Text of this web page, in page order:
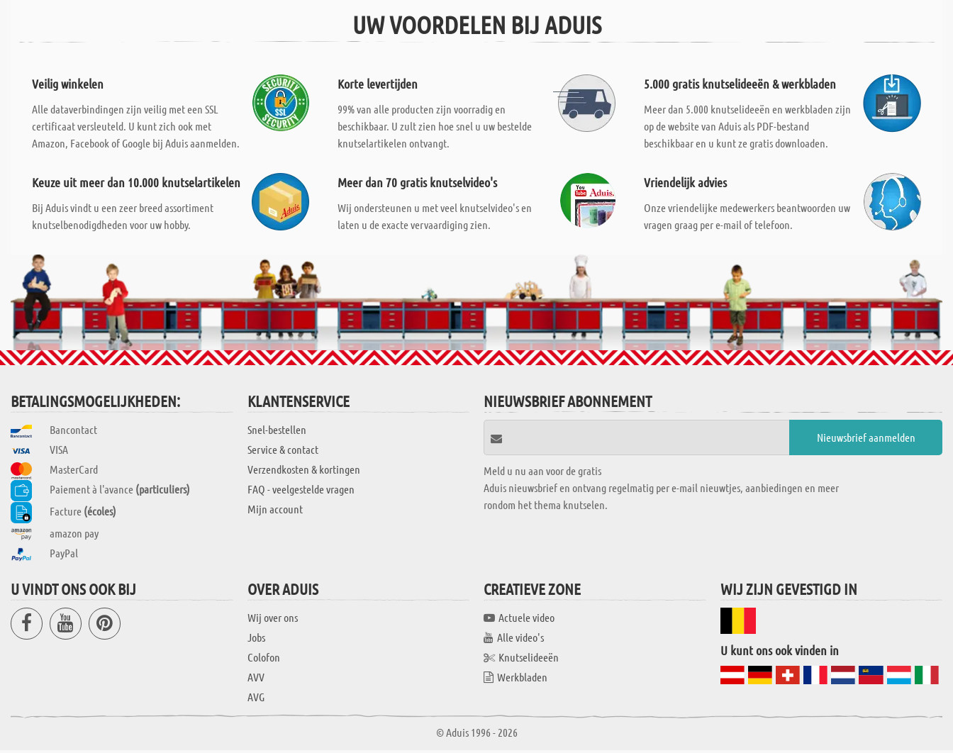
UW VOORDELEN BIJ ADUIS
Veilig winkelen
Alle dataverbindingen zijn veilig met een SSL
certificaat versleuteld. U kunt zich ook met
Amazon, Facebook of Google bij Aduis aanmelden.
Korte levertijden
99% van alle producten zijn voorradig en
beschikbaar. U zult zien hoe snel u uw bestelde
knutselartikelen ontvangt.
5.000 gratis knutselideeën & werkbladen
Meer dan 5.000 knutselideeën en werkbladen zijn
op de website van Aduis als PDF-bestand
beschikbaar en u kunt ze gratis downloaden.
Keuze uit meer dan 10.000 knutselartikelen
Bij Aduis vindt u een zeer breed assortiment
knutselbenodigdheden voor uw hobby.
Meer dan 70 gratis knutselvideo's
Wij ondersteunen u met veel knutselvideo's en
laten u de exacte vervaardiging zien.
Vriendelijk advies
Onze vriendelijke medewerkers beantwoorden uw
vragen graag per e-mail of telefoon.
BETALINGSMOGELIJKHEDEN:
Bancontact
VISA
MasterCard
Paiement à l'avance (particuliers)
Facture (écoles)
amazon pay
PayPal
KLANTENSERVICE
Snel-bestellen
Service & contact
Verzendkosten & kortingen
FAQ - veelgestelde vragen
Mijn account
NIEUWSBRIEF ABONNEMENT
Meld u nu aan voor de gratis
Aduis nieuwsbrief en ontvang regelmatig per e-mail nieuwtjes, aanbiedingen en meer
rondom het thema knutselen.
U VINDT ONS OOK BIJ OVER ADUIS
Wij over ons
Jobs
Colofon
AVV
AVG
CREATIEVE ZONE
Actuele video
Alle video's
Knutselideeën
Werkbladen
WIJ ZIJN GEVESTIGD IN
U kunt ons ook vinden in
© Aduis 1996 - 2026